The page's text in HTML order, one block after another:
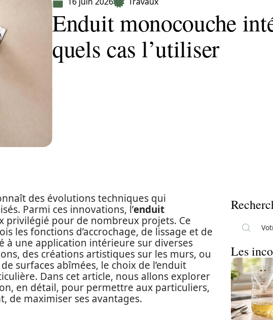
Enduit monocouche
quels cas l’utiliser
des évolutions techniques qui
Parmi ces innovations, l’enduit
privilégié pour de nombreux projets. Ce
les fonctions d’accrochage, de lissage et de
une application intérieure sur diverses
des créations artistiques sur les murs, ou
surfaces abîmées, le choix de l’enduit
Dans cet article, nous allons explorer
en détail, pour permettre aux particuliers,
de maximiser ses avantages.
Les